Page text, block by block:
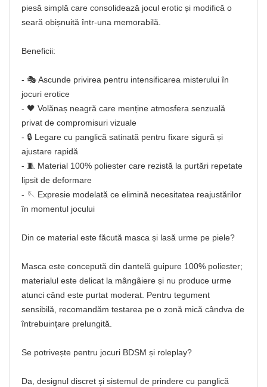
piesă simplă care consolidează jocul erotic și modifică o
seară obișnuită într‑una memorabilă.
Beneficii:
- 🎭 Ascunde privirea pentru intensificarea misterului în
jocuri erotice
- 🖤 Volănaș neagră care menține atmosfera senzuală
privat de compromisuri vizuale
- 🔒 Legare cu panglică satinată pentru fixare sigură și
ajustare rapidă
- 🧵 Material 100% poliester care rezistă la purtări repetate
lipsit de deformare
- 🪡 Expresie modelată ce elimină necesitatea reajustărilor
în momentul jocului
Din ce material este făcută masca și lasă urme pe piele?
Masca este concepută din dantelă guipure 100% poliester;
materialul este delicat la mângâiere și nu produce urme
atunci când este purtat moderat. Pentru tegument
sensibilă, recomandăm testarea pe o zonă mică cândva de
întrebuințare prelungită.
Se potrivește pentru jocuri BDSM și roleplay?
Da, designul discret și sistemul de prindere cu panglică